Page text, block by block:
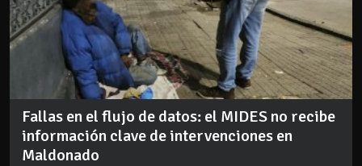
Fallas en el flujo de datos: el MIDES no recibe
información clave de intervenciones en
Maldonado